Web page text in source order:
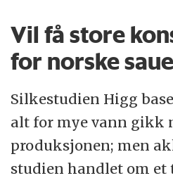
Vil få store
for norske
Silkestudien Higg
alt for mye vann gikk
produksjonen; men
studien handlet om